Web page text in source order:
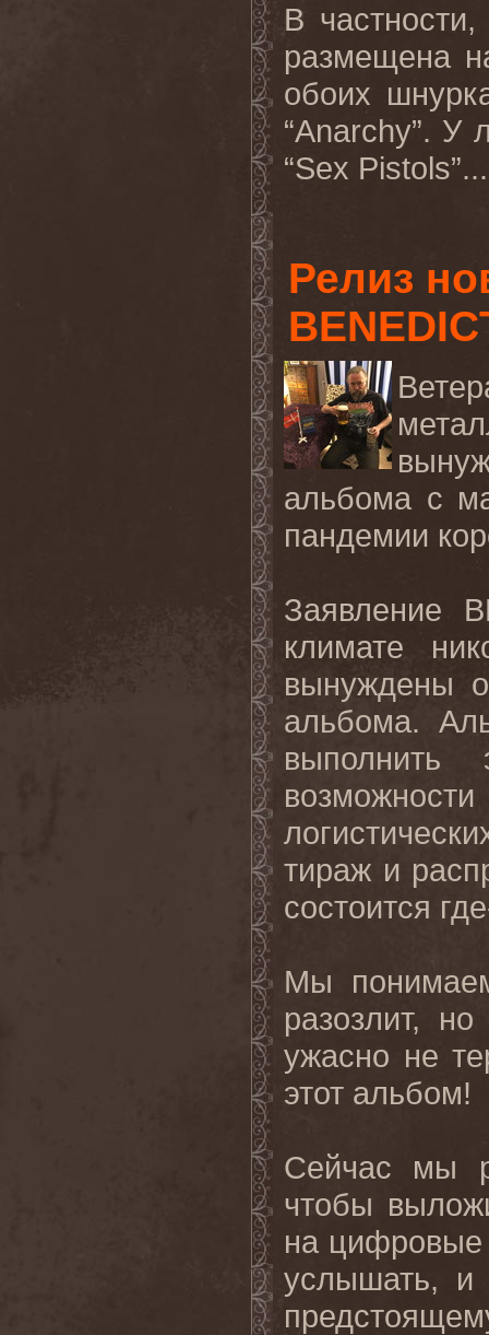
В
размещена
обоих
“Anarchy”. У
“Sex Pistols”.
Релиз
альбома с
пандемии
Заявление
климате
вынуждены
альбома.
выполнить
тираж и
состоится где
Мы
разозлит,
ужасно не
этот альбом!
Сейчас мы
чтобы
на цифровые
услышать, и